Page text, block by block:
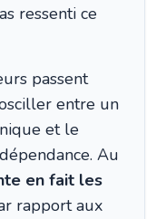
ressenti ce
passent
entre un
et le
Au
en fait les
rapport aux